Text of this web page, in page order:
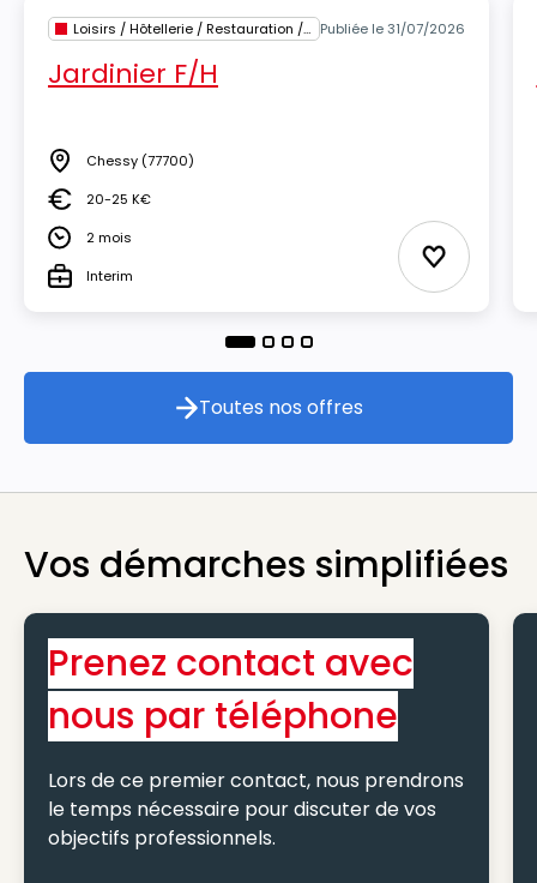
Loisirs / Hôtellerie / Restauration / Tourisme Publiée le 31/07/2026
Jardinier F/H
Lieu Chessy (77700)
Salaire20-25 K€
Durée2 mois
TypeInterim Ajouter
Toutes nos offres
Toutes nos offres
Vos démarches simplifiées
Prenez contact avec
nous par téléphone
Lors de ce premier contact, nous prendrons
le temps nécessaire pour discuter de vos
objectifs professionnels.